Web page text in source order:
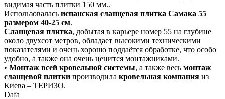
видимая часть плитки 150 мм..
Использовалась испанская сланцевая плитка Самака 55
размером 40-25 см.
Сланцевая плитка, добытая в карьере номер 55 на глубине
около двухсот метров, обладает высокими техническими
показателями и очень хорошо поддаётся обработке, что особо
удобно, а также она очень ценится монтажниками.
• Монтаж всей кровельной системы, а также весь монтаж
сланцевой плитки производила кровельная компания из
Киева – ТЕРИЗО.
Dafa